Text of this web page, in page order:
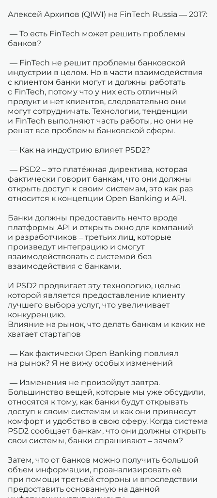
Алексей Архипов (QIWI) на FinTech Russia — 2017:
— То есть FinTech может решить проблемы
банков?
— FinTech не решит проблемы банковской
индустрии в целом. Но в части взаимодействия
с клиентом банки могут и должны работать
с FinTech, потому что у них есть отличный
продукт и нет клиентов, следовательно они
могут сотрудничать. Технологии, тенденции
и FinTech выполняют часть работы, но они не
решат все проблемы банковской сферы.
— Как на индустрию влияет PSD2?
— PSD2 – это платёжная директива, которая
фактически говорит банкам, что они должны
открыть доступ к своим системам, это как раз
относится к концепции Open Banking и API.
Банки должны предоставить нечто вроде
платформы API и открыть окно для компаний
и разработчиков – третьих лиц, которые
произведут интеграцию и смогут
взаимодействовать с системой без
взаимодействия с банками.
И PSD2 продвигает эту технологию, целью
которой является предоставление клиенту
лучшего выбора услуг, что увеличивает
конкуренцию.
Влияние на рынок, что делать банкам и каких не
хватает стартапов
— Как фактически Open Banking повлиял
на рынок? Я не вижу особых изменений
— Изменения не произойдут завтра.
Большинство вещей, которые мы уже обсудили,
относятся к тому, как банки будут открывать
доступ к своим системам и как они привнесут
комфорт и удобство в свою сферу. Когда система
PSD2 сообщает банкам, что они должны открыть
свои системы, банки спрашивают – зачем?
Затем, что от банков можно получить большой
объем информации, проанализировать её
при помощи третьей стороны и впоследствии
предоставить основанную на данной